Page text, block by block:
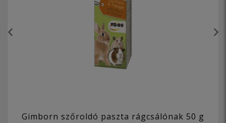
Gimborn szőroldó paszta rágcsálónak 50 g